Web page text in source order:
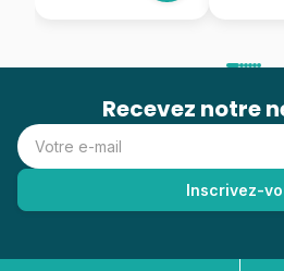
Recevez notre